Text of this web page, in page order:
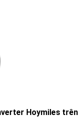
Hoymiles trên